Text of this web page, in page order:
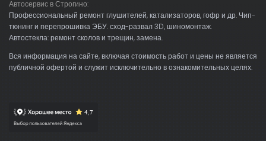
Автосервис в Строгино:
Профессиональный ремонт глушителей, катализаторов, гофр и др. Чип-
тюнинг и перепрошивка ЭБУ. сход-развал 3D, шиномонтаж.
Автостекла: ремонт сколов и трещин, замена.
Вся информация на сайте, включая стоимость работ и цены не является
публичной офертой и служит исключительно в ознакомительных целях.